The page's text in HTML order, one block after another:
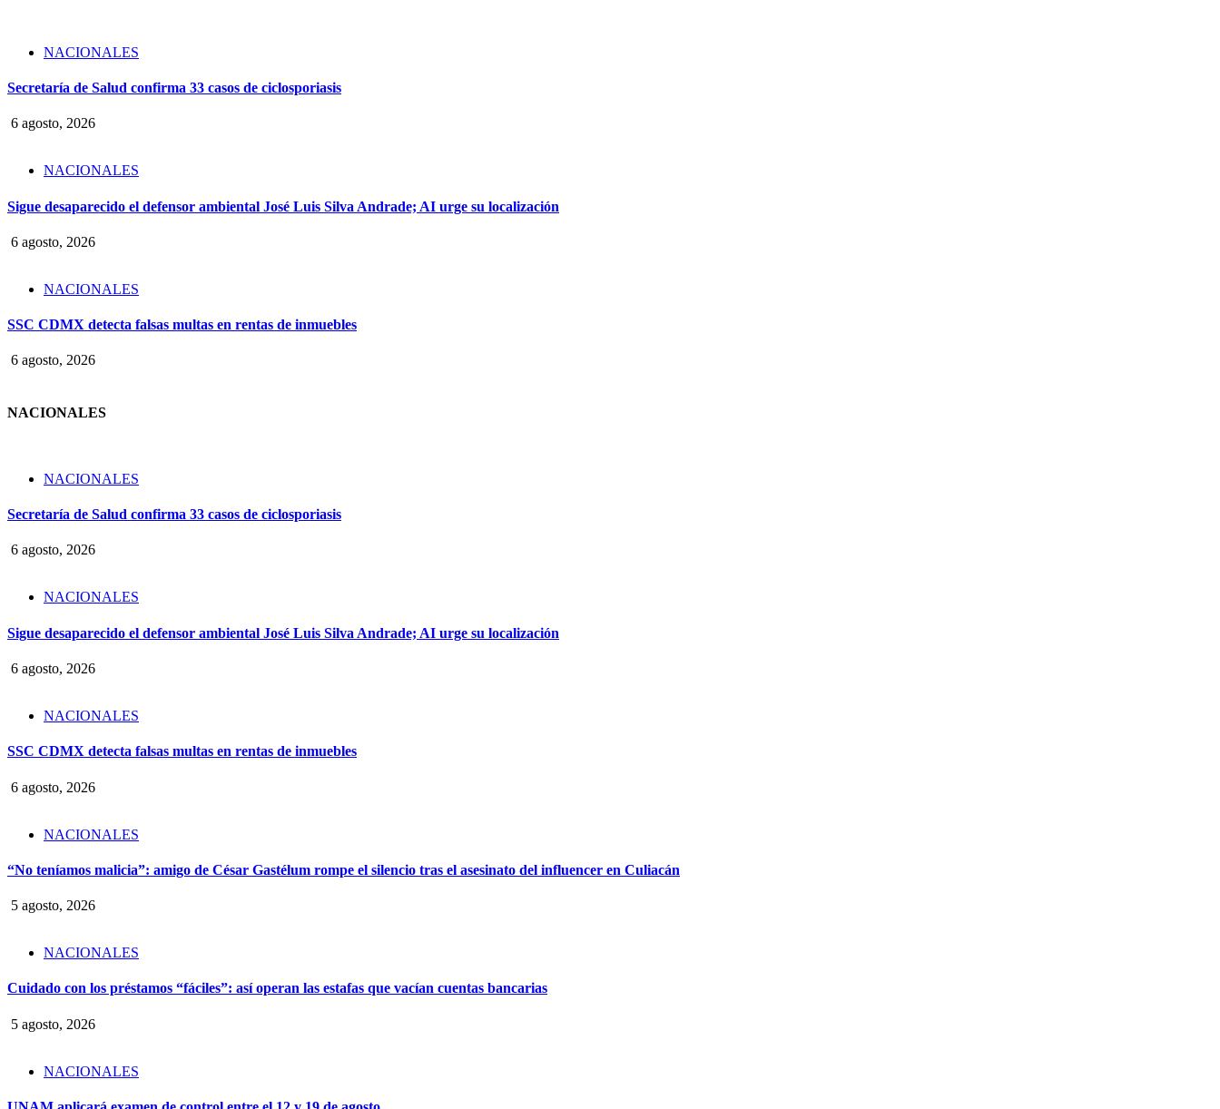
NACIONALES
Secretaría de Salud confirma 33 casos de ciclosporiasis
6 agosto, 2026
NACIONALES
Sigue desaparecido el defensor ambiental José Luis Silva Andrade; AI urge su localización
6 agosto, 2026
NACIONALES
SSC CDMX detecta falsas multas en rentas de inmuebles
6 agosto, 2026
NACIONALES
NACIONALES
Secretaría de Salud confirma 33 casos de ciclosporiasis
6 agosto, 2026
NACIONALES
Sigue desaparecido el defensor ambiental José Luis Silva Andrade; AI urge su localización
6 agosto, 2026
NACIONALES
SSC CDMX detecta falsas multas en rentas de inmuebles
6 agosto, 2026
NACIONALES
“No teníamos malicia”: amigo de César Gastélum rompe el silencio tras el asesinato del influencer en Culiacán
5 agosto, 2026
NACIONALES
Cuidado con los préstamos “fáciles”: así operan las estafas que vacían cuentas bancarias
5 agosto, 2026
NACIONALES